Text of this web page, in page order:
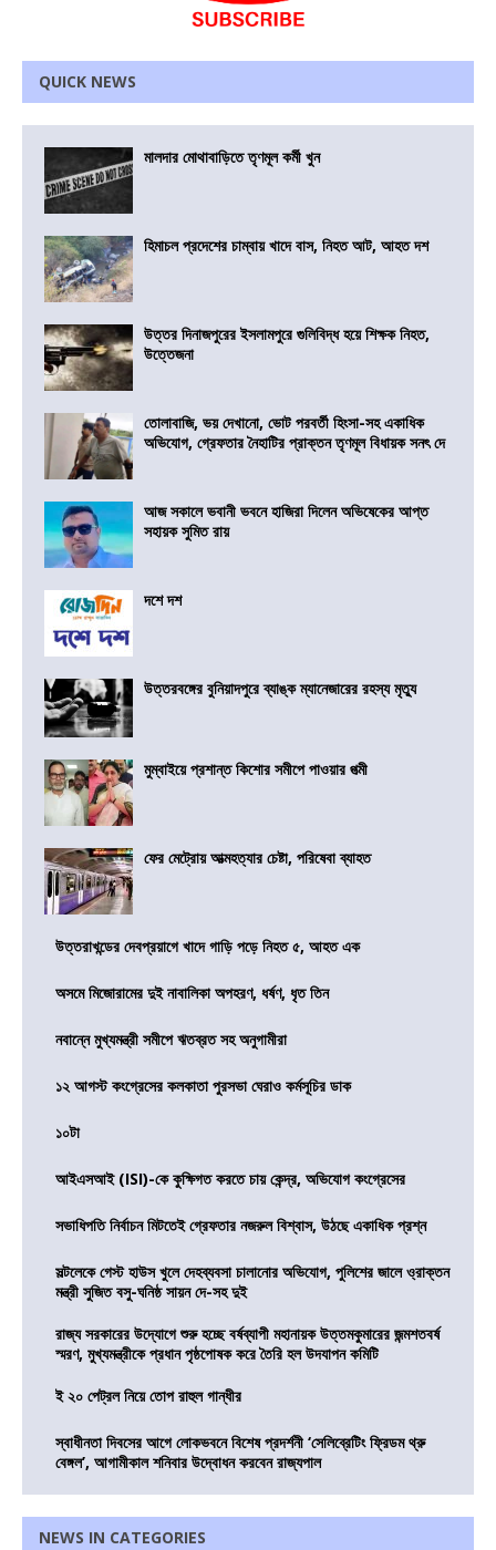
QUICK NEWS
মালদার মোথাবাড়িতে তৃণমূল কর্মী খুন
হিমাচল প্রদেশের চাম্বায় খাদে বাস, নিহত আট, আহত দশ
উত্তর দিনাজপুরের ইসলামপুরে গুলিবিদ্ধ হয়ে শিক্ষক নিহত,
উত্তেজনা
তোলাবাজি, ভয় দেখানো, ভোট পরবর্তী হিংসা-সহ একাধিক
অভিযোগ, গ্রেফতার নৈহাটির প্রাক্তন তৃণমূল বিধায়ক সনৎ দে
আজ সকালে ভবানী ভবনে হাজিরা দিলেন অভিষেকের আপ্ত
সহায়ক সুমিত রায়
দশে দশ
উত্তরবঙ্গের বুনিয়াদপুরে ব্যাঙ্ক ম্যানেজারের রহস্য মৃত্যু
মুম্বাইয়ে প্রশান্ত কিশোর সমীপে পাওয়ার পত্মী
ফের মেট্রোয় আত্মহত্যার চেষ্টা, পরিষেবা ব্যাহত
উত্তরাখন্ডের দেবপ্রয়াগে খাদে গাড়ি পড়ে নিহত ৫, আহত এক
অসমে মিজোরামের দুই নাবালিকা অপহরণ, ধর্ষণ, ধৃত তিন
নবান্নে মুখ্যমন্ত্রী সমীপে ঋতব্রত সহ অনুগামীরা
১২ আগস্ট কংগ্রেসের কলকাতা পুরসভা ঘেরাও কর্মসূচির ডাক
১০টা
আইএসআই (ISI)-কে কুক্ষিগত করতে চায় কেন্দ্র, অভিযোগ কংগ্রেসের
সভাধিপতি নির্বাচন মিটতেই গ্রেফতার নজরুল বিশ্বাস, উঠছে একাধিক প্রশ্ন
সল্টলেকে গেস্ট হাউস খুলে দেহব্যবসা চালানোর অভিযোগ, পুলিশের জালে ও্রাক্তন
মন্ত্রী সুজিত বসু-ঘনিষ্ঠ সায়ন দে-সহ দুই
রাজ্য সরকারের উদ্যোগে শুরু হচ্ছে বর্ষব্যাপী মহানায়ক উত্তমকুমারের জন্মশতবর্ষ
স্মরণ, মুখ্যমন্ত্রীকে প্রধান পৃষ্ঠপোষক করে তৈরি হল উদযাপন কমিটি
ই ২০ পেট্রল নিয়ে তোপ রাহুল গান্ধীর
স্বাধীনতা দিবসের আগে লোকভবনে বিশেষ প্রদর্শনী ‘সেলিব্রেটিং ফ্রিডম থ্রু
বেঙ্গল’, আগামীকাল শনিবার উদ্বোধন করবেন রাজ্যপাল
NEWS IN CATEGORIES